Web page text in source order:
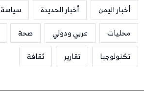
أخبار اليمن أخبار الحديدة سياسة
محليات
عربي ودولي صحة
تكنولوجيا
تقارير ثقافة